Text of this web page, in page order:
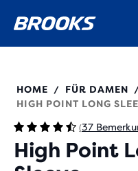
Kostenloser Versand
Der brandneue Ghost
Wir präsentieren die neue
221637
HOME / FÜR DAMEN
HIGH POINT LONG
(37
High Point